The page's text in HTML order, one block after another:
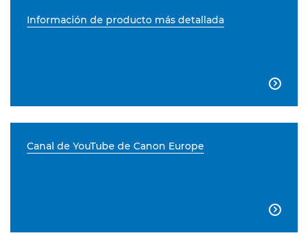
Información de producto más detallada

Canal de YouTube de Canon Europe
